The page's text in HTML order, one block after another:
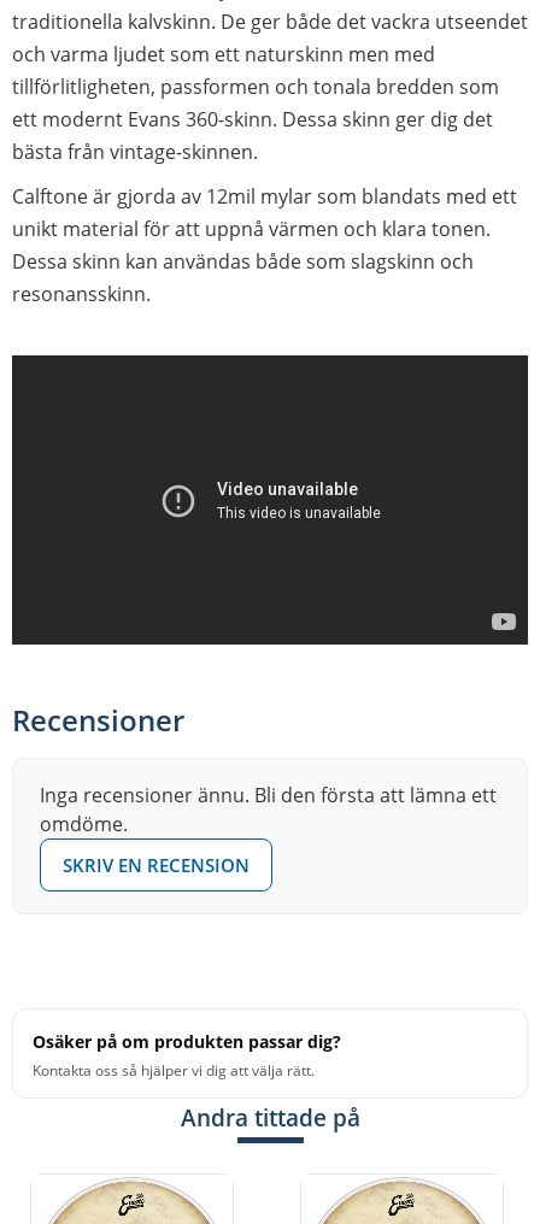
traditionella kalvskinn. De ger både det vackra utseendet
och varma ljudet som ett naturskinn men med
tillförlitligheten, passformen och tonala bredden som
ett modernt Evans 360-skinn. Dessa skinn ger dig det
bästa från vintage-skinnen.
Calftone är gjorda av 12mil mylar som blandats med ett
unikt material för att uppnå värmen och klara tonen.
Dessa skinn kan användas både som slagskinn och
resonansskinn.
Recensioner
Inga recensioner ännu. Bli den första att lämna ett
omdöme.
SKRIV EN RECENSION
Osäker på om produkten passar dig?
Kontakta oss så hjälper vi dig att välja rätt.
Andra tittade på